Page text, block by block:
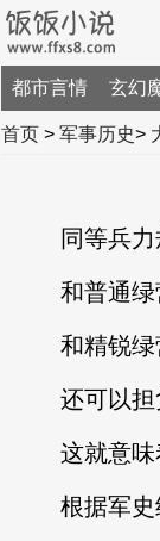
都市言情 玄幻
首页 > 军事历史>
同等兵力
和普通绿营
和精锐绿营
还可以担负
这就意味着
根据军史经